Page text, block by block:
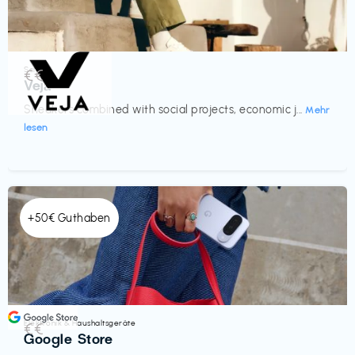
Schuhe
Veja
Sneakers combined with social projects, economic j... Mehr
lesen
€€‎
+50€ Guthaben
Elektronik & Haushaltsgeräte
Google Store
€€‎